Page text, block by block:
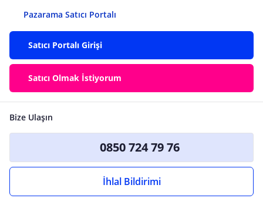
Pazarama Satıcı Portalı
Satıcı Portalı Girişi
Satıcı Olmak İstiyorum
Bize Ulaşın
0850 724 79 76
İhlal Bildirimi